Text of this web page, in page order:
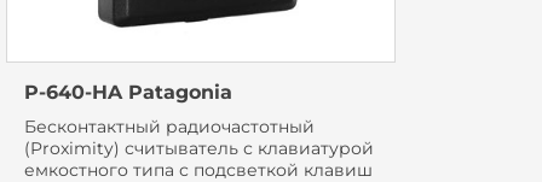
P-640-HA Patagonia
Бесконтактный радиочастотный
(Proximity) считыватель с клавиатурой
емкостного типа с подсветкой клавиш